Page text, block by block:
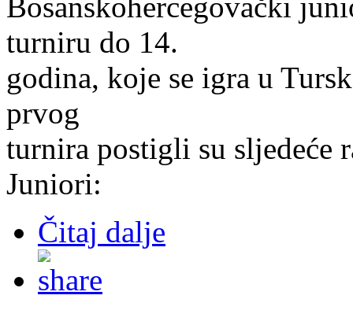
Bosanskohercegovački
turniru do 14.
godina, koje se igra u
prvog
turnira postigli su sljedeće
Juniori:
Čitaj dalje